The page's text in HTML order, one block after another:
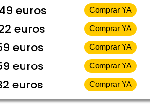
euros Comprar YA
euros Comprar YA
euros Comprar YA
euros Comprar YA
euros Comprar YA